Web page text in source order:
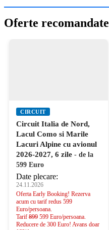
Oferte recomandate
CIRCUIT
Circuit Italia de Nord,
Lacul Como si Marile
Lacuri Alpine cu avionul
2026-2027, 6 zile - de la
599 Euro
Date plecare:
24.11.2026
Oferta Early Booking! Rezerva
acum cu tarif redus 599
Euro/persoana.
Tarif 899 599 Euro/persoana.
Reducere de 300 Euro! Avans doar